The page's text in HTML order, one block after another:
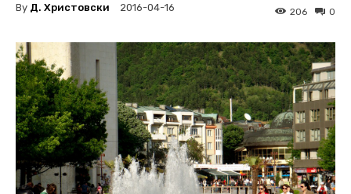
By Д. Христовски 2016-04-16 0
206